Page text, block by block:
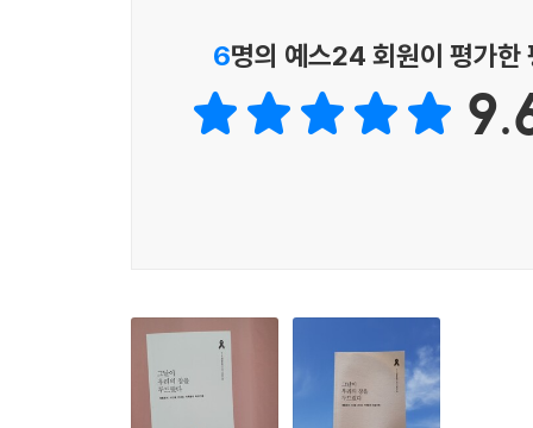
4장 ‘가족의 재구성’은 재난이 가족을 어떻게 뒤
기존의 가족 이데올로기, 관습적인 역할규범과
돌아보며 존재와 관계에 대한 새로운 인식과 사유
보상금과 기억교실 등을 둘러싼 갈등, 투쟁에
부딪히는 와중에도 서로를 완전히 이해하고 보듬
5장 ‘다시 만난 세계’는 사회적 관계가 어떻게
6명의 예스24 회원이 평가한